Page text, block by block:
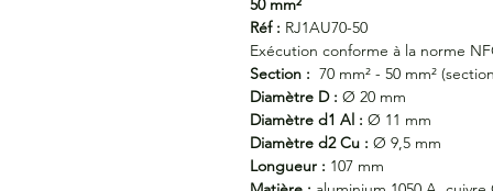
50 mm²
Réf : RJ1AU70-50
Exécution conforme à la norme
Section : 70 mm² - 50 mm²
Diamètre D : Ø 20 mm
Diamètre d1 Al : Ø 11 mm
Diamètre d2 Cu : Ø 9,5 mm
Longueur : 107 mm